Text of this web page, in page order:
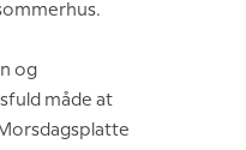
og
måde at